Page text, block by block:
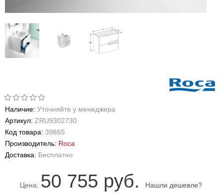
Наличие: Уточняйте у менеджера
Артикул: ZRU9302730
Код товара: 39865
Производитель: Roca
Доставка: Бесплатно
Цена: 50 755 руб. Нашли дешевле?